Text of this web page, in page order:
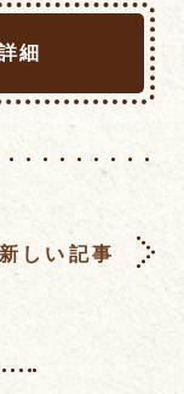
細
新しい記事